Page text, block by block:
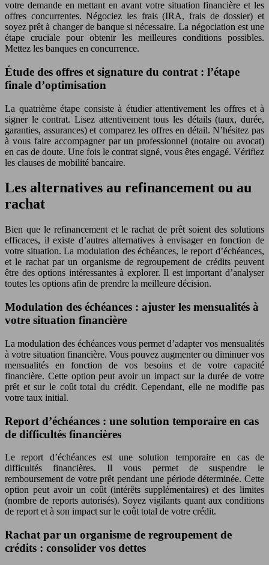
votre demande en mettant en avant votre situation financière et les
offres concurrentes. Négociez les frais (IRA, frais de dossier) et
soyez prêt à changer de banque si nécessaire. La négociation est une
étape cruciale pour obtenir les meilleures conditions possibles.
Mettez les banques en concurrence.
Étude des offres et signature du contrat : l’étape
finale d’optimisation
La quatrième étape consiste à étudier attentivement les offres et à
signer le contrat. Lisez attentivement tous les détails (taux, durée,
garanties, assurances) et comparez les offres en détail. N’hésitez pas
à vous faire accompagner par un professionnel (notaire ou avocat)
en cas de doute. Une fois le contrat signé, vous êtes engagé. Vérifiez
les clauses de mobilité bancaire.
Les alternatives au refinancement ou au
rachat
Bien que le refinancement et le rachat de prêt soient des solutions
efficaces, il existe d’autres alternatives à envisager en fonction de
votre situation. La modulation des échéances, le report d’échéances,
et le rachat par un organisme de regroupement de crédits peuvent
être des options intéressantes à explorer. Il est important d’analyser
toutes les options afin de prendre la meilleure décision.
Modulation des échéances : ajuster les mensualités à
votre situation financière
La modulation des échéances vous permet d’adapter vos mensualités
à votre situation financière. Vous pouvez augmenter ou diminuer vos
mensualités en fonction de vos besoins et de votre capacité
financière. Cette option peut avoir un impact sur la durée de votre
prêt et sur le coût total du crédit. Cependant, elle ne modifie pas
votre taux initial.
Report d’échéances : une solution temporaire en cas
de difficultés financières
Le report d’échéances est une solution temporaire en cas de
difficultés financières. Il vous permet de suspendre le
remboursement de votre prêt pendant une période déterminée. Cette
option peut avoir un coût (intérêts supplémentaires) et des limites
(nombre de reports autorisés). Soyez vigilants quant aux conditions
de report et à son impact sur le coût total de votre crédit.
Rachat par un organisme de regroupement de
crédits : consolider vos dettes